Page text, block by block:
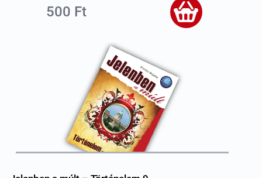
500 Ft